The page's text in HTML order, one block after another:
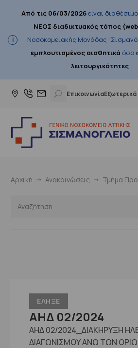
Από τις 06/03/2026είναι
ΝΕΟΣ διαδικτυακός τόπος
Νοσοκομειακής Μονάδας
εμπλουτισμένος αισθητικά όσο
λειτουργικότητες.
ΕπικοινωνίαΕξωτερικά
Αρχική Ανακοινώσεις Τμήμα
ΕΛΗΞΕ
ΑΗΔ 02/2024
ΑΗΔ 02/2024_ΔΙΑΚΗΡΥΞΗ
ΔΙΑΓΩΝΙΣΜΟΥ ΑΝΩ ΤΩΝ